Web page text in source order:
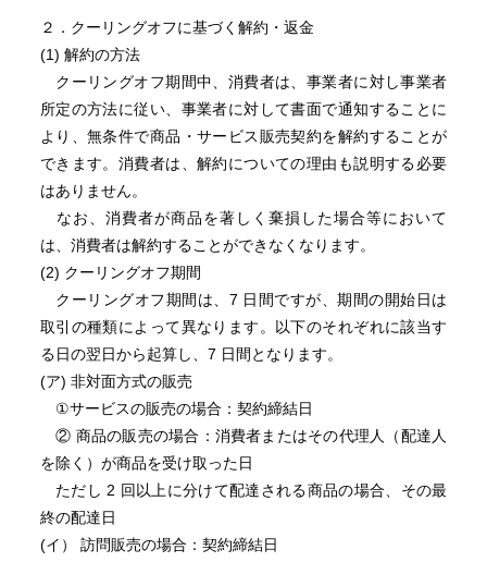
２．クーリングオフに基づく解約・返金
(1) 解約の方法
クーリングオフ期間中、消費者は、事業者に対し事業者
所定の方法に従い、事業者に対して書面で通知することに
より、無条件で商品・サービス販売契約を解約することが
できます。消費者は、解約についての理由も説明する必要
はありません。
なお、消費者が商品を著しく棄損した場合等において
は、消費者は解約することができなくなります。
(2) クーリングオフ期間
クーリングオフ期間は、7 日間ですが、期間の開始日は
取引の種類によって異なります。以下のそれぞれに該当す
る日の翌日から起算し、7 日間となります。
(ア) 非対面方式の販売
①サービスの販売の場合：契約締結日
② 商品の販売の場合：消費者またはその代理人（配達人
を除く）が商品を受け取った日
ただし 2 回以上に分けて配達される商品の場合、その最
終の配達日
(イ） 訪問販売の場合：契約締結日